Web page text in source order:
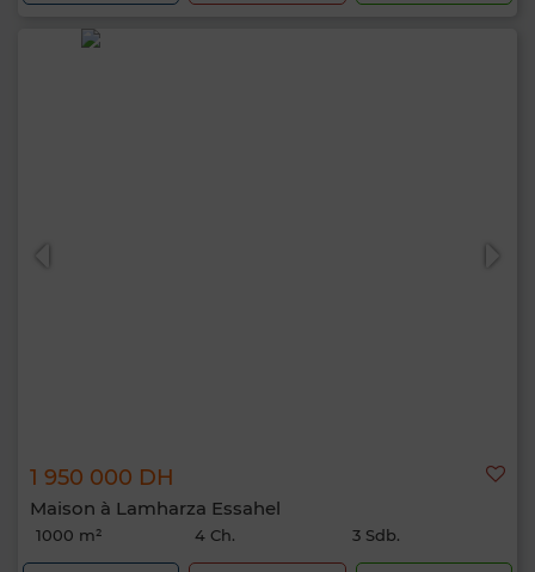
1 950 000 DH
Maison à Lamharza Essahel
1000 m² 4 Ch. 3 Sdb.